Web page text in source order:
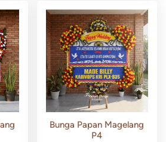
Bunga Papan Magelang
P4